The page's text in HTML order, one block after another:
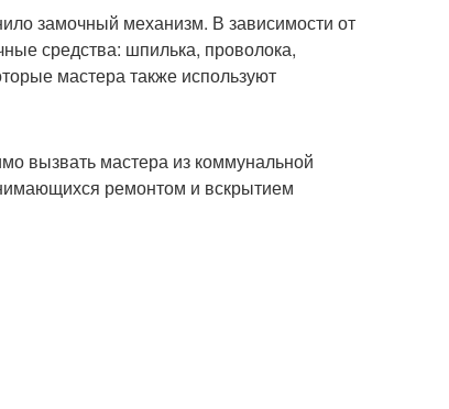
замочный механизм. В зависимости от
средства: шпилька, проволока,
мастера также используют
вызвать мастера из коммунальной
ремонтом и вскрытием